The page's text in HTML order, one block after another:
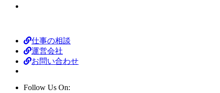
仕事の相談
運営会社
お問い合わせ
Follow Us On: